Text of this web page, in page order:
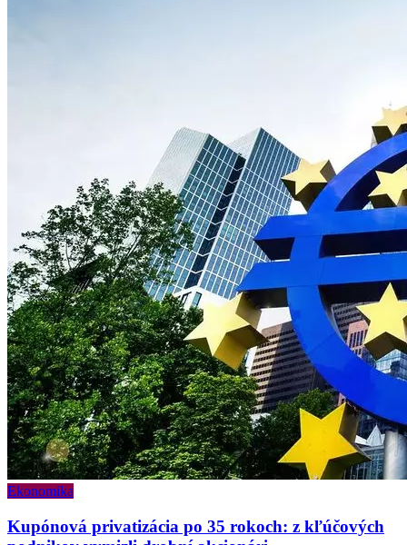
Ekonomika
Kupónová privatizácia po 35 rokoch: z kľúčových